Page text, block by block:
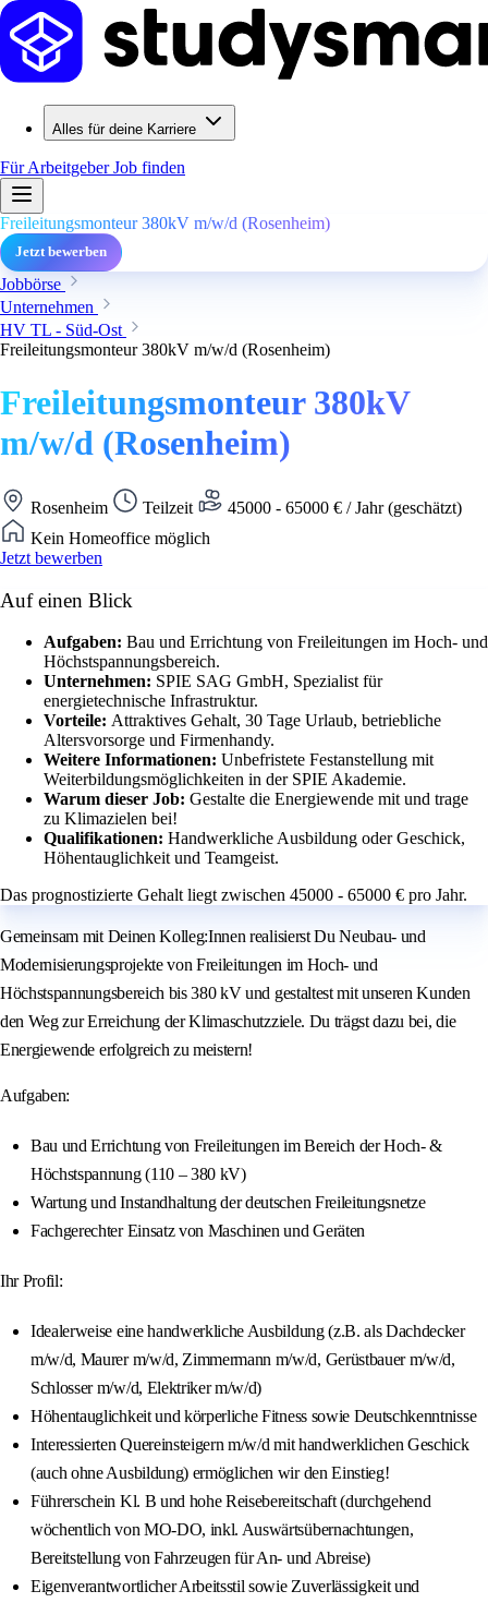
Alles für deine Karriere
Für ArbeitgeberJob finden
Freileitungsmonteur 380kV m/w/d (Rosenheim)
Jetzt bewerben
Jobbörse
Unternehmen
HV TL - Süd-Ost
Freileitungsmonteur 380kV m/w/d (Rosenheim)
Freileitungsmonteur 380kV
m/w/d (Rosenheim)
Rosenheim Teilzeit
45000 - 65000 € / Jahr (geschätzt)
Kein Homeoffice möglich
Jetzt bewerben
Auf einen Blick
Aufgaben: Bau und Errichtung von Freileitungen im Hoch- und
Höchstspannungsbereich.
Unternehmen: SPIE SAG GmbH, Spezialist für
energietechnische Infrastruktur.
Vorteile: Attraktives Gehalt, 30 Tage Urlaub, betriebliche
Altersvorsorge und Firmenhandy.
Weitere Informationen: Unbefristete Festanstellung mit
Weiterbildungsmöglichkeiten in der SPIE Akademie.
Warum dieser Job: Gestalte die Energiewende mit und trage
zu Klimazielen bei!
Qualifikationen: Handwerkliche Ausbildung oder Geschick,
Höhentauglichkeit und Teamgeist.
Das prognostizierte Gehalt liegt zwischen 45000 - 65000 € pro Jahr.
Gemeinsam mit Deinen Kolleg:Innen realisierst Du Neubau- und
Modernisierungsprojekte von Freileitungen im Hoch- und
Höchstspannungsbereich bis 380 kV und gestaltest mit unseren Kunden
den Weg zur Erreichung der Klimaschutzziele. Du trägst dazu bei, die
Energiewende erfolgreich zu meistern!
Aufgaben:
Bau und Errichtung von Freileitungen im Bereich der Hoch- &
Höchstspannung (110 – 380 kV)
Wartung und Instandhaltung der deutschen Freileitungsnetze
Fachgerechter Einsatz von Maschinen und Geräten
Ihr Profil:
Idealerweise eine handwerkliche Ausbildung (z.B. als Dachdecker
m/w/d, Maurer m/w/d, Zimmermann m/w/d, Gerüstbauer m/w/d,
Schlosser m/w/d, Elektriker m/w/d)
Höhentauglichkeit und körperliche Fitness sowie Deutschkenntnisse
Interessierten Quereinsteigern m/w/d mit handwerklichen Geschick
(auch ohne Ausbildung) ermöglichen wir den Einstieg!
Führerschein Kl. B und hohe Reisebereitschaft (durchgehend
wöchentlich von MO-DO, inkl. Auswärtsübernachtungen,
Bereitstellung von Fahrzeugen für An- und Abreise)
Eigenverantwortlicher Arbeitsstil sowie Zuverlässigkeit und